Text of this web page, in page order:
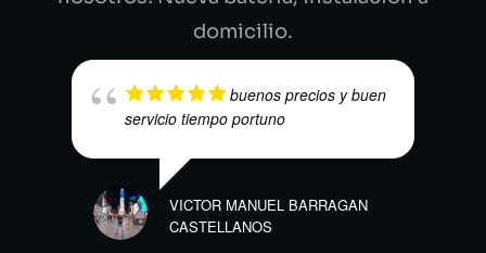
domicilio.
buenos precios y buen
servicio tiempo portuno
VICTOR MANUEL BARRAGAN
CASTELLANOS